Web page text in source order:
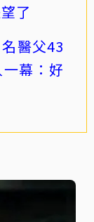
了
醫父43
幕：好